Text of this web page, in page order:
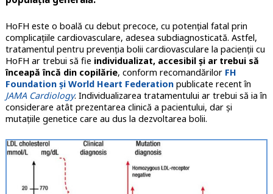
HoFH este o boală cu debut precoce, cu potențial fatal prin
complicațiile cardiovasculare, adesea subdiagnosticată. Astfel,
tratamentul pentru prevenția bolii cardiovasculare la pacienții cu
HoFH ar trebui să fie individualizat, accesibil și ar trebui să
înceapă încă din copilărie, conform recomandărilor FH
Foundation și World Heart Federation publicate recent în
JAMA Cardiology. Individualizarea tratamentului ar trebui să ia în
considerare atât prezentarea clinică a pacientului, dar și
mutațiile genetice care au dus la dezvoltarea bolii.